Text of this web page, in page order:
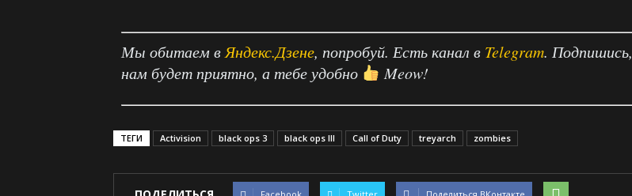
Мы обитаем в Яндекс.Дзене, попробуй. Есть канал в Telegram. Подпишись,
нам будет приятно, а тебе удобно
Meow!
ТЕГИ Activision black ops 3 black ops III Call of Duty treyarch zombies